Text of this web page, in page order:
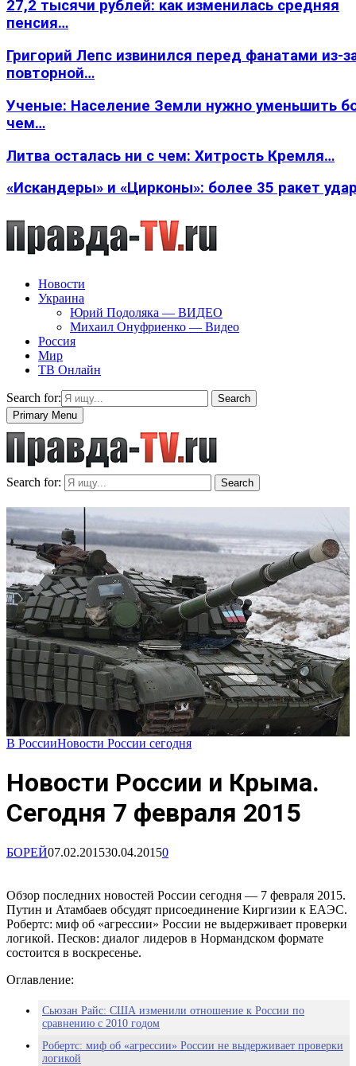
27,2 тысячи рублей: как изменилась средняя
пенсия…
Григорий Лепс извинился перед фанатами из-
повторной…
Ученые: Население Земли нужно уменьшить
чем…
Литва осталась ни с чем: Хитрость Кремля…
«Искандеры» и «Цирконы»: более 35 ракет
Новости
Украина
Юрий Подоляка — ВИДЕО
Михаил Онуфриенко — Видео
Россия
Мир
ТВ Онлайн
Search for:
Search
Primary Menu
Search for: Search
В РоссииНовости России сегодня
Новости России и Крыма.
Сегодня 7 февраля 2015
БОРЕЙ07.02.201530.04.20150
Обзор последних новостей России сегодня — 7 февраля 2015.
Путин и Атамбаев обсудят присоединение Киргизии к ЕАЭС.
Робертс: миф об «агрессии» России не выдерживает проверки
логикой. Песков: диалог лидеров в Нормандском формате
состоится в воскресенье.
Оглавление:
Сьюзан Райс: США изменили отношение к России по
сравнению с 2010 годом
Робертс: миф об «агрессии» России не выдерживает проверки
логикой